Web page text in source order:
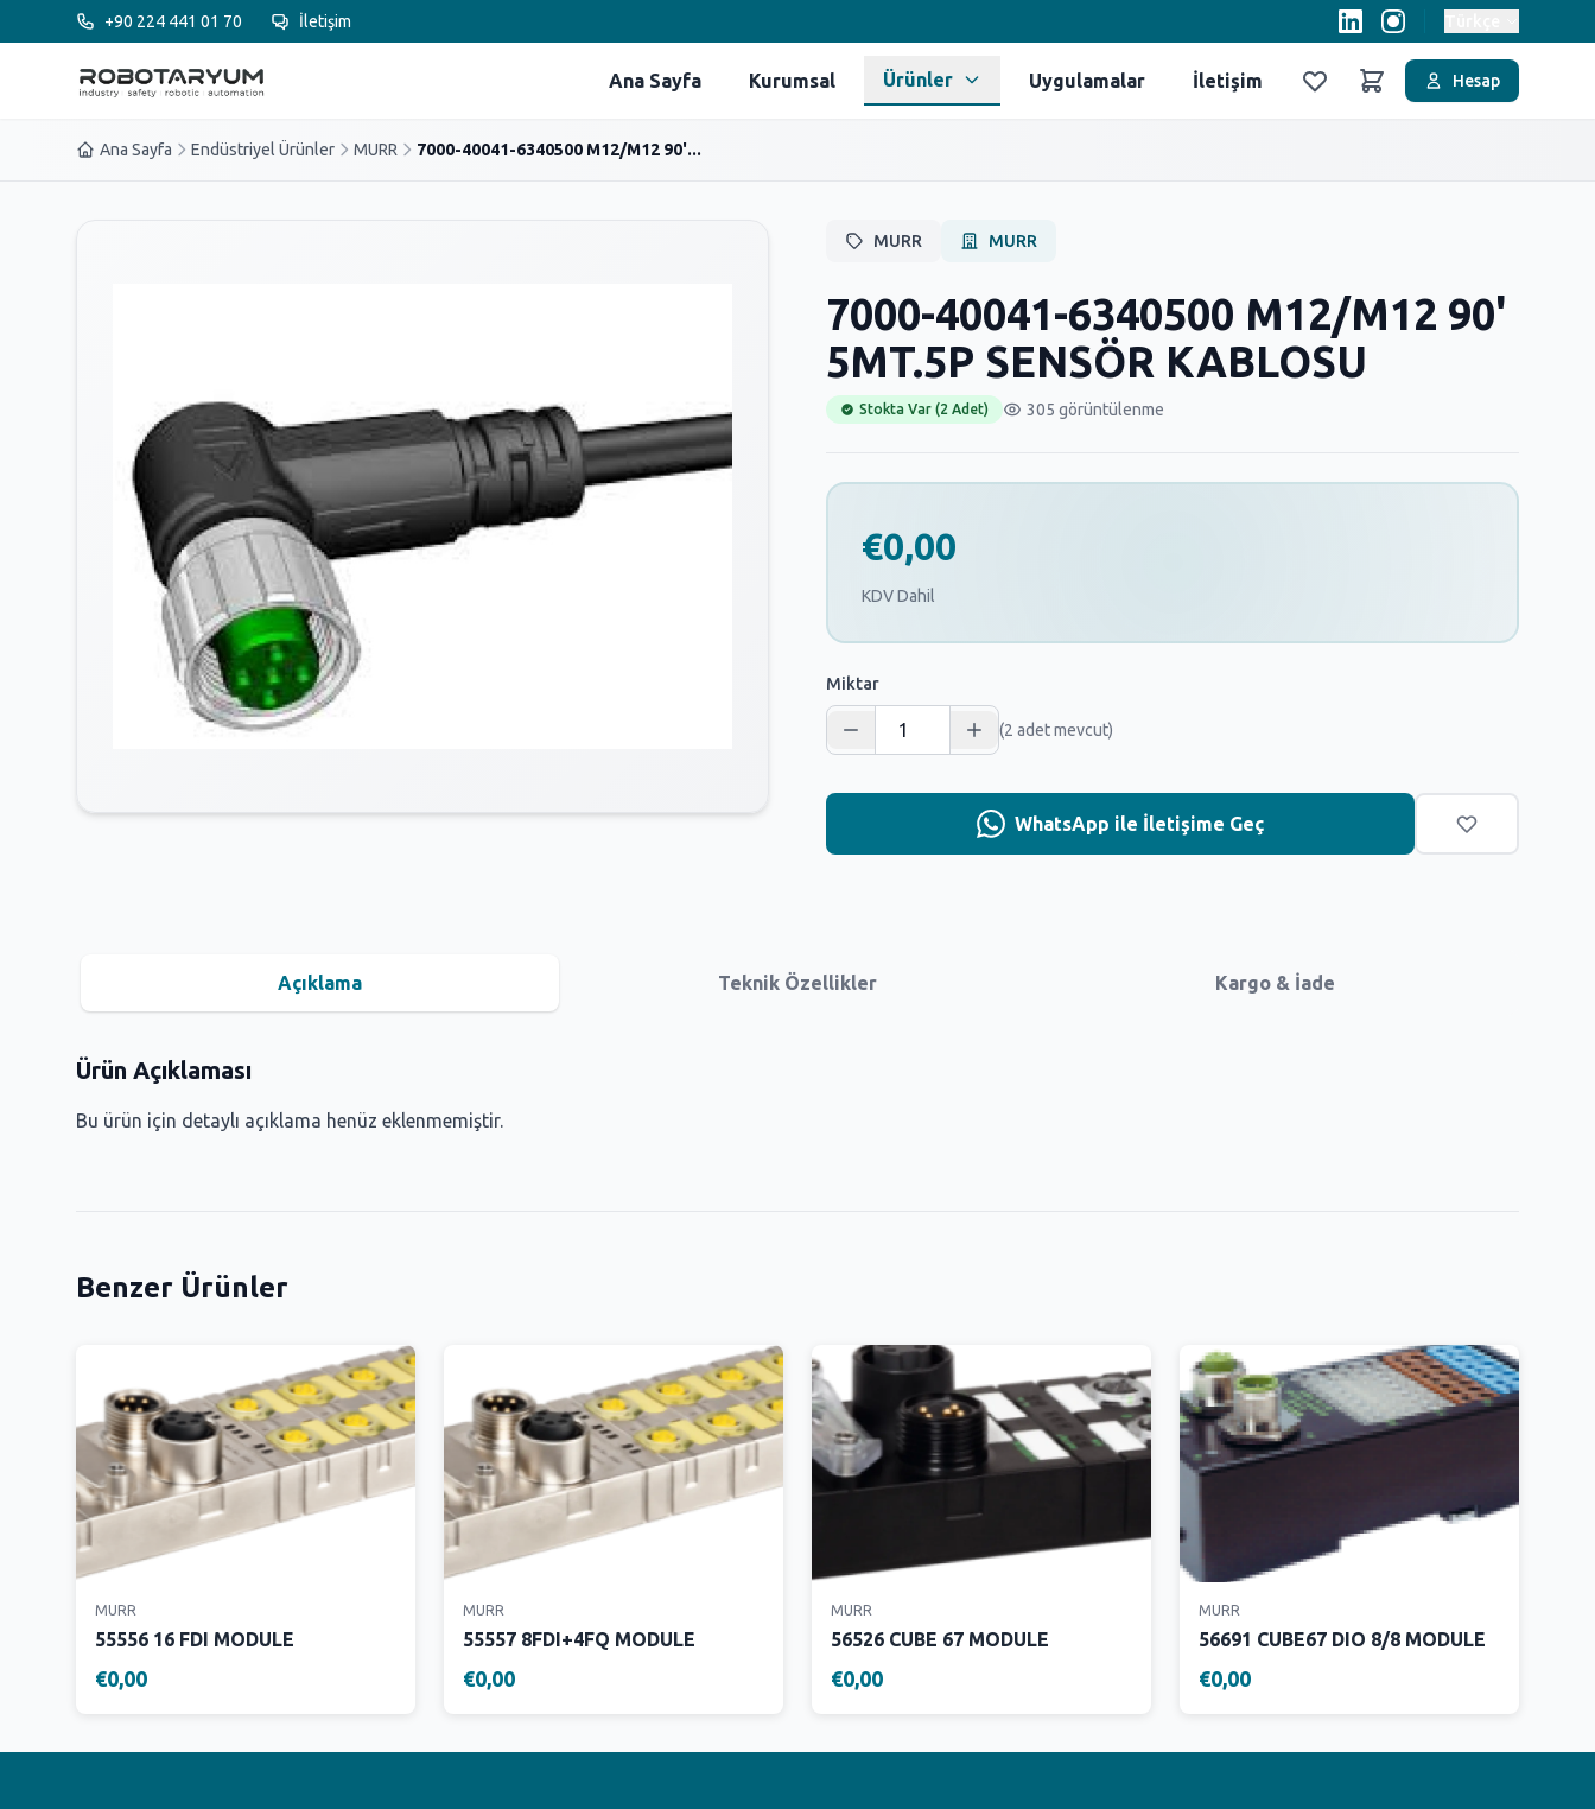
Ana içeriğe geç+90 224 441 01 70 İletişim
Ana Sayfa Kurumsal Ürünler Uygulamalar İletişim
FavorilerSepet
Hesap
Ana Sayfa Endüstriyel Ürünler MURR 7000-40041-6340500 M12/M12 90'...
MURR MURR
7000-40041-6340500 M12/M12 90'
5MT.5P SENSÖR KABLOSU
Stokta Var (2 Adet) 305 görüntülenme
€0,00
KDV Dahil
Miktar
(2 adet mevcut)
WhatsApp ile İletişime Geç
Açıklama Teknik Özellikler Kargo & İade
Ürün Açıklaması
Bu ürün için detaylı açıklama henüz eklenmemiştir.
Benzer Ürünler
MURR
55556 16 FDI MODULE
€0,00
MURR
55557 8FDI+4FQ MODULE
€0,00
MURR
56526 CUBE 67 MODULE
€0,00
MURR
56691 CUBE67 DIO 8/8 MODULE
€0,00